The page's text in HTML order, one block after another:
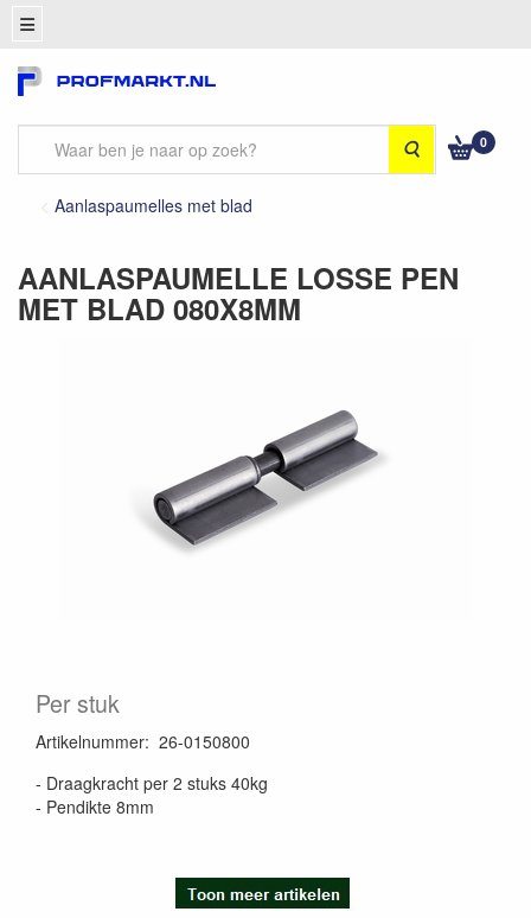
Zoeken 0
Aanlaspaumelles met blad
AANLASPAUMELLE LOSSE PEN
MET BLAD 080X8MM
Per stuk
Artikelnummer: 26-0150800
- Draagkracht per 2 stuks 40kg
- Pendikte 8mm